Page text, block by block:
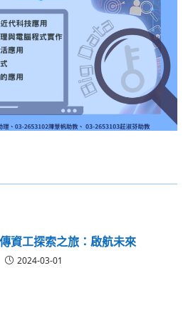
資工探索之旅：啟航未來
2024-03-01